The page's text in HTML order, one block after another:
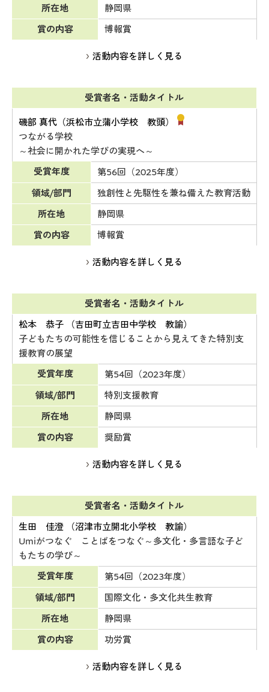
所在地
静岡県
賞の内容
博報賞
活動内容を詳しく見る
受賞者名・活動タイトル
磯部 真代（浜松市立蒲小学校 教頭）
つながる学校
～社会に開かれた学びの実現へ～
受賞年度
第56回（2025年度）
領域/部門
独創性と先駆性を兼ね備えた教育活動
所在地
静岡県
賞の内容
博報賞
活動内容を詳しく見る
受賞者名・活動タイトル
松本 恭子 （吉田町立吉田中学校 教諭）
子どもたちの可能性を信じることから見えてきた特別支
援教育の展望
受賞年度
第54回（2023年度）
領域/部門
特別支援教育
所在地
静岡県
賞の内容
奨励賞
活動内容を詳しく見る
受賞者名・活動タイトル
生田 佳澄 （沼津市立開北小学校 教諭）
Umiがつなぐ ことばをつなぐ～多文化・多言語な子ど
もたちの学び～
受賞年度
第54回（2023年度）
領域/部門
国際文化・多文化共生教育
所在地
静岡県
賞の内容
功労賞
活動内容を詳しく見る